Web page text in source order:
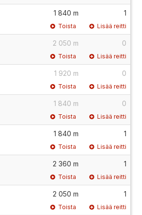
1 840 m 1
Toista Lisää reitti
2 050 m 0
Toista Lisää reitti
1 920 m 0
Toista Lisää reitti
1 840 m 0
Toista Lisää reitti
1 840 m 1
Toista Lisää reitti
2 360 m 1
Toista Lisää reitti
2 050 m 1
Toista Lisää reitti